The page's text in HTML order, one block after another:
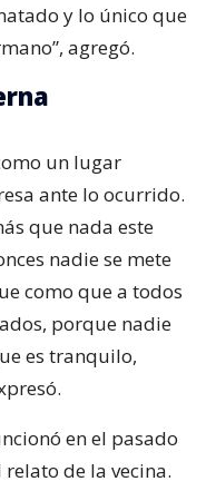
y lo único que
agregó.
un lugar
ante lo ocurrido.
que nada este
nadie se mete
como que a todos
porque nadie
es tranquilo,
en el pasado
de la vecina.